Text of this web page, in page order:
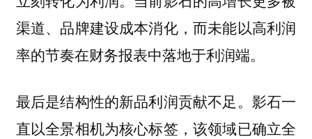
渠道、品牌建设成本消化，而未能以高利润
率的节奏在财务报表中落地于利润端。
最后是结构性的新品利润贡献不足。影石一
直以全景相机为核心标签，该领域已确立全